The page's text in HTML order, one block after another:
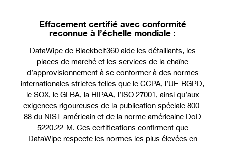
Effacement certifié avec conformité
reconnue à l’échelle mondiale :
DataWipe de Blackbelt360 aide les détaillants, les
places de marché et les services de la chaîne
d’approvisionnement à se conformer à des normes
internationales strictes telles que le CCPA, l’UE-RGPD,
le SOX, le GLBA, la HIPAA, l’ISO 27001, ainsi qu’aux
exigences rigoureuses de la publication spéciale 800-
88 du NIST américain et de la norme américaine DoD
5220.22-M. Ces certifications confirment que
DataWipe respecte les normes les plus élevées en